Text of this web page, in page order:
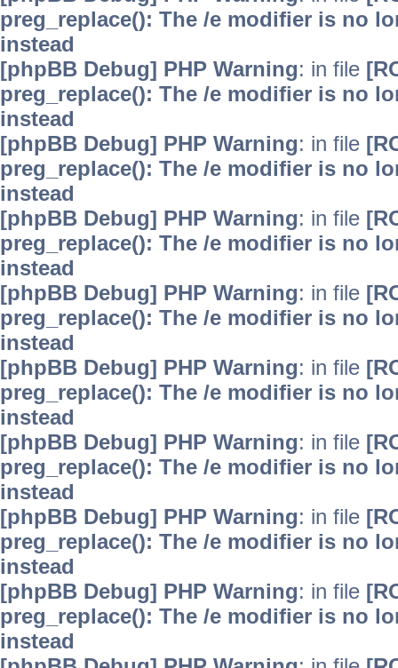
preg_replace(): The /e modifier is no
instead
[phpBB Debug] PHP Warning: in file
preg_replace(): The /e modifier is no
instead
[phpBB Debug] PHP Warning: in file
preg_replace(): The /e modifier is no
instead
[phpBB Debug] PHP Warning: in file
preg_replace(): The /e modifier is no
instead
[phpBB Debug] PHP Warning: in file
preg_replace(): The /e modifier is no
instead
[phpBB Debug] PHP Warning: in file
preg_replace(): The /e modifier is no
instead
[phpBB Debug] PHP Warning: in file
preg_replace(): The /e modifier is no
instead
[phpBB Debug] PHP Warning: in file
preg_replace(): The /e modifier is no
instead
[phpBB Debug] PHP Warning: in file
preg_replace(): The /e modifier is no
instead